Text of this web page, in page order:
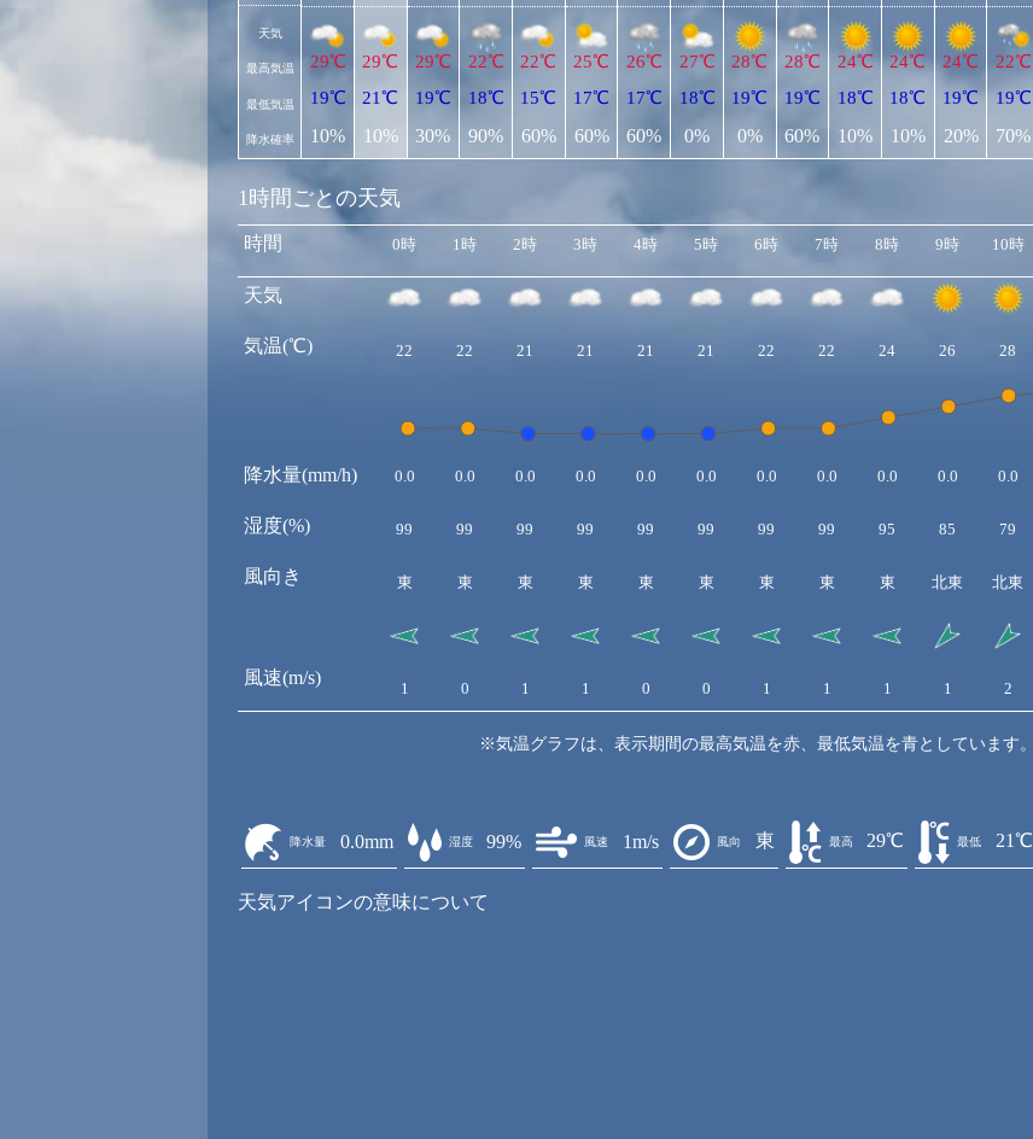
天気
最高気温
最低気温
降水確率
29℃
19℃
10%
29℃
21℃
10%
29℃
19℃
30%
22℃
18℃
90%
22℃
15℃
60%
25℃
17℃
60%
26℃
17℃
60%
27℃
18℃
0%
28℃
19℃
0%
28℃
19℃
60%
24℃
18℃
10%
24℃
18℃
10%
24℃
19℃
20%
22℃
19℃
70%
1時間ごとの天気
時間
天気
気温(℃)
降水量(mm/h)
湿度(%)
風向き
風速(m/s)
0時 1時 2時 3時 4時 5時 6時 7時 8時 9時 10時
22 22 21 21 21 21 22 22 24 26 28
0.0 0.0 0.0 0.0 0.0 0.0 0.0 0.0 0.0 0.0 0.0
99 99 99 99 99 99 99 99 95 85 79
東 東 東 東 東 東 東 東 東 北東 北東
1 0 1 1 0 0 1 1 1 1 2
※気温グラフは、表示期間の最高気温を赤、最低気温を青としています。
降水量 0.0mm 湿度 99% 風速 1m/s 風向 東 最高 29℃ 最低 21℃
天気アイコンの意味について